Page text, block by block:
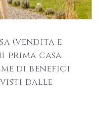
(vendita e
prima casa
di benefici
dalle